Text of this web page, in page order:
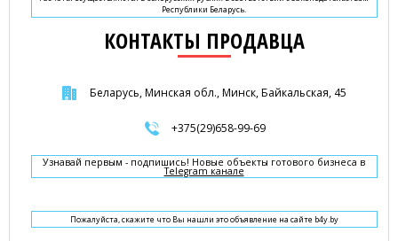
Республики Беларусь.
КОНТАКТЫ ПРОДАВЦА
Беларусь, Минская обл., Минск, Байкальская, 45
+375(29)658-99-69
Узнавай первым - подпишись! Новые объекты готового бизнеса в
Telegram канале
Пожалуйста, скажите что Вы нашли это объявление на сайте b4y.by